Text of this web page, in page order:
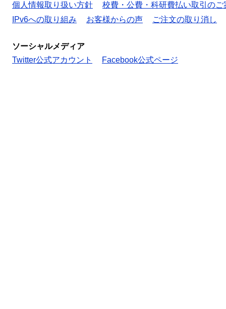
個人情報取り扱い方針
校費・公費・科研費払い取引のご
IPv6への取り組み
お客様からの声 ご注文の取り消し
ソーシャルメディア
Twitter公式アカウント
Facebook公式ページ